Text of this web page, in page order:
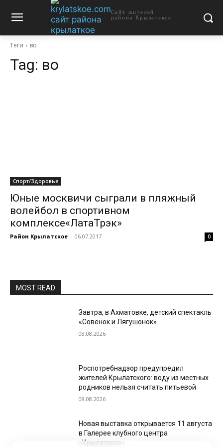
Сайт жителей
района Крылатское
Теги во
Tag: во
Спорт/Здоровье
Юные москвичи сыграли в пляжный
волейбол в спортивном
комплексе«ЛатаТрэк»
Район Крылатское - 06.07.2017 0
MOST READ
Завтра, в Ахматовке, детский спектакль
«Совёнок и Лягушонок»
08.08.2026
Роспотребнадзор предупредил
жителей Крылатского: воду из местных
родников нельзя считать питьевой
08.08.2026
Новая выставка открывается 11 августа
в Галерее клубного центра
«Крылатское»